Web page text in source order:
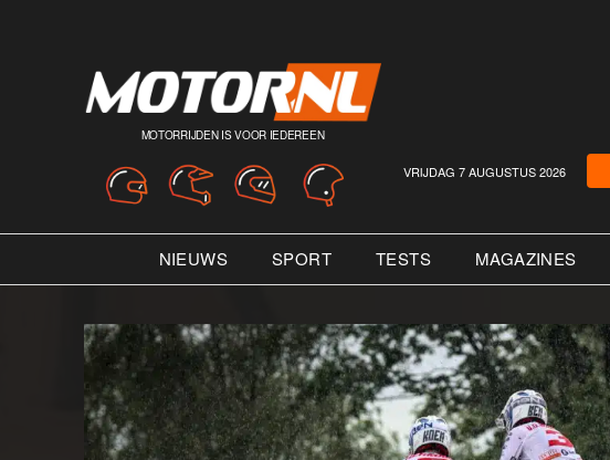
MOTORRIJDEN IS VOOR IEDEREEN
VRIJDAG 7 AUGUSTUS 2026
NIEUWS SPORT TESTS MAGAZINES